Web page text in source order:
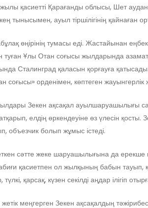
қасиетті Қарағанды облысы, Шет
тынысымен, ауыл тіршілігінің қайнаған
өңірінің тумасы еді. Жастайынан
туған Ұлы Отан соғысы жылдарында
Сталинград қаласын қорғауға
соғысы» орденімен, көптеген
жылдары Зекен ақсақал
елдің өркендеуіне өз үлесін
объезчик болып жұмыс істеді.
сәтте жеке шаруашылығына да
қасиетпен ол жылқының бабын тауып,
қарсақ, күзен секілді аңдар ілігіп
меңгерген Зекен ақсақалдың